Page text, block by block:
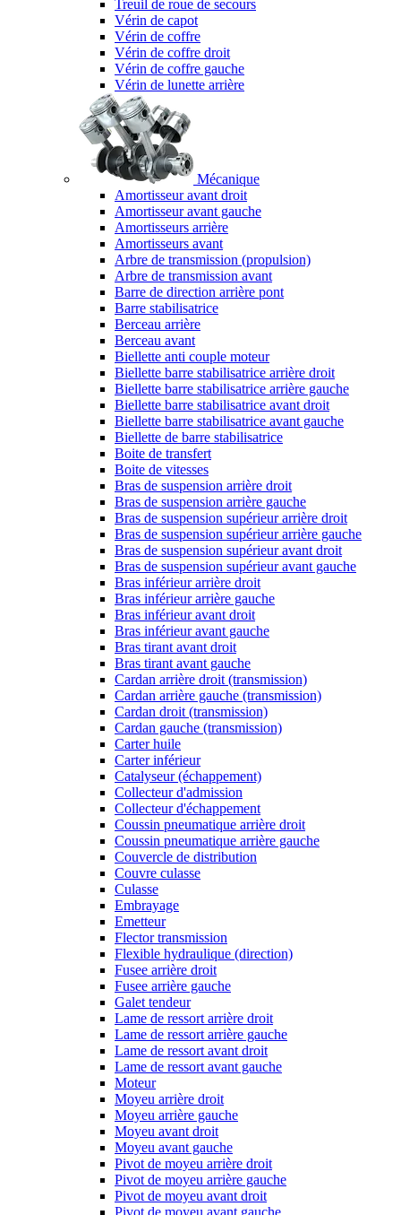
Treuil de roue de secours
Vérin de capot
Vérin de coffre
Vérin de coffre droit
Vérin de coffre gauche
Vérin de lunette arrière
Mécanique
Amortisseur avant droit
Amortisseur avant gauche
Amortisseurs arrière
Amortisseurs avant
Arbre de transmission (propulsion)
Arbre de transmission avant
Barre de direction arrière pont
Barre stabilisatrice
Berceau arrière
Berceau avant
Biellette anti couple moteur
Biellette barre stabilisatrice arrière droit
Biellette barre stabilisatrice arrière gauche
Biellette barre stabilisatrice avant droit
Biellette barre stabilisatrice avant gauche
Biellette de barre stabilisatrice
Boite de transfert
Boite de vitesses
Bras de suspension arrière droit
Bras de suspension arrière gauche
Bras de suspension supérieur arrière droit
Bras de suspension supérieur arrière gauche
Bras de suspension supérieur avant droit
Bras de suspension supérieur avant gauche
Bras inférieur arrière droit
Bras inférieur arrière gauche
Bras inférieur avant droit
Bras inférieur avant gauche
Bras tirant avant droit
Bras tirant avant gauche
Cardan arrière droit (transmission)
Cardan arrière gauche (transmission)
Cardan droit (transmission)
Cardan gauche (transmission)
Carter huile
Carter inférieur
Catalyseur (échappement)
Collecteur d'admission
Collecteur d'échappement
Coussin pneumatique arrière droit
Coussin pneumatique arrière gauche
Couvercle de distribution
Couvre culasse
Culasse
Embrayage
Emetteur
Flector transmission
Flexible hydraulique (direction)
Fusee arrière droit
Fusee arrière gauche
Galet tendeur
Lame de ressort arrière droit
Lame de ressort arrière gauche
Lame de ressort avant droit
Lame de ressort avant gauche
Moteur
Moyeu arrière droit
Moyeu arrière gauche
Moyeu avant droit
Moyeu avant gauche
Pivot de moyeu arrière droit
Pivot de moyeu arrière gauche
Pivot de moyeu avant droit
Pivot de moyeu avant gauche